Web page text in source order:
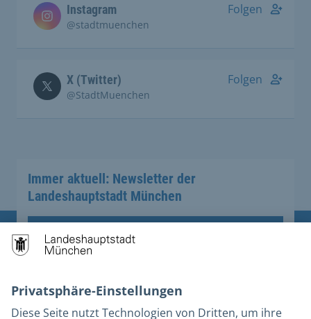
Instagram
@stadtmuenchen
Folgen
X (Twitter)
@StadtMuenchen
Folgen
Immer aktuell: Newsletter der
Landeshauptstadt München
Anmelden
Übergreifende Links